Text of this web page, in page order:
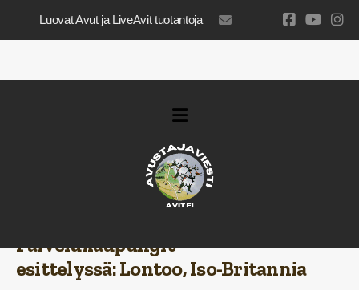
Luovat Avut ja LiveAvit tuotantoja luovatavut@gmail.com
Palvelukaupungit
esittelyssä:Lontoo, Iso-Britannia